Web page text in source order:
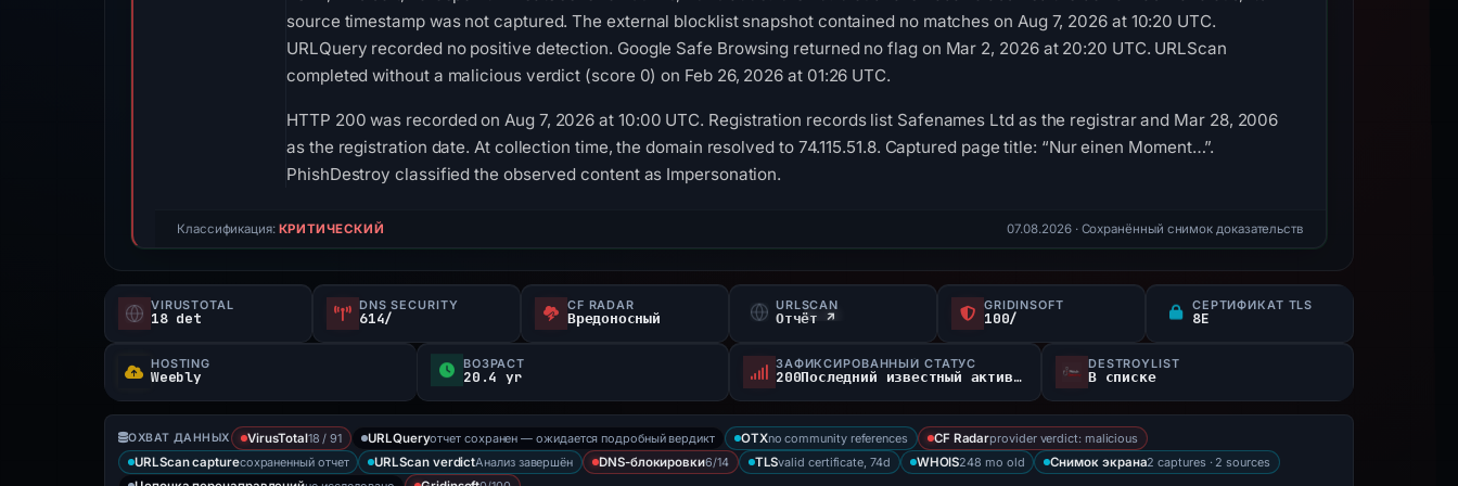
source timestamp was not captured. The external blocklist snapshot contained no matches on Aug 7, 2026 at 10:20 UTC.
URLQuery recorded no positive detection. Google Safe Browsing returned no flag on Mar 2, 2026 at 20:20 UTC. URLScan
completed without a malicious verdict (score 0) on Feb 26, 2026 at 01:26 UTC.
HTTP 200 was recorded on Aug 7, 2026 at 10:00 UTC. Registration records list Safenames Ltd as the registrar and Mar 28, 2006
as the registration date. At collection time, the domain resolved to 74.115.51.8. Captured page title: “Nur einen Moment…”.
PhishDestroy classified the observed content as Impersonation.
Классификация: КРИТИЧЕСКИЙ 07.08.2026· Сохранённый снимок доказательств
VIRUSTOTAL
18 det
DNS SECURITY
614/
CF RADAR
Вредоносный
URLSCAN
Отчёт ↗
GRIDINSOFT
100/
СЕРТИФИКАТ TLS
8E
HOSTING
Weebly
ВОЗРАСТ
20.4 yr
ЗАФИКСИРОВАННЫЙ СТАТУС
200Последний известный активный
DESTROYLIST
В списке
ОХВАТ ДАННЫХ VirusTotal18 / 91 URLQueryотчет сохранен — ожидается подробный вердикт OTXno community references CF Radarprovider verdict: malicious
URLScan captureсохраненный отчет URLScan verdictАнализ завершён DNS-блокировки6/14 TLSvalid certificate, 74d WHOIS248 mo old Снимок экрана2 captures · 2 sources